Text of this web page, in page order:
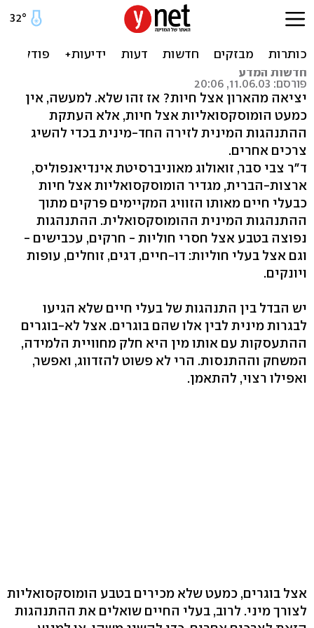
ד"ר צבי סבר
התנהגויות הומוסקסואליות אצל חיות
חדשות המדע
פורסם: 11.06.03, 20:06
יציאה מהארון אצל חיות? אז זהו שלא. למעשה, אין
כמעט הומוסקסואליות אצל חיות, אלא העתקת
ההתנהגות המינית לזירה החד-מינית בכדי להשיג
צרכים אחרים.
ד"ר צבי סבר, זואולוג מאוניברסיטת אינדיאנפוליס,
ארצות-הברית, מגדיר הומוסקסואליות אצל חיות
כבעלי חיים מאותו הזוויג המקיימים פרקים מתוך
ההתנהגות המינית ההומוסקסואלית. ההתנהגות
נפוצה בטבע אצל חסרי חוליות - חרקים, עכבישים -
וגם אצל בעלי חוליות: דו-חיים, דגים, זוחלים, עופות
ויונקים.
יש הבדל בין התנהגות של בעלי חיים שלא הגיעו
לבגרות מינית לבין אלו שהם בוגרים. אצל לא-בוגרים
ההתעסקות עם אותו מין היא חלק מחוויית הלמידה,
המשחק וההתנסות. הרי לא פשוט להזדווג, ואפשר,
ואפילו רצוי, להתאמן.
אצל בוגרים, כמעט שלא מכירים בטבע הומוסקסואליות
לצורך מיני. לרוב, בעלי החיים שואלים את ההתנהגות